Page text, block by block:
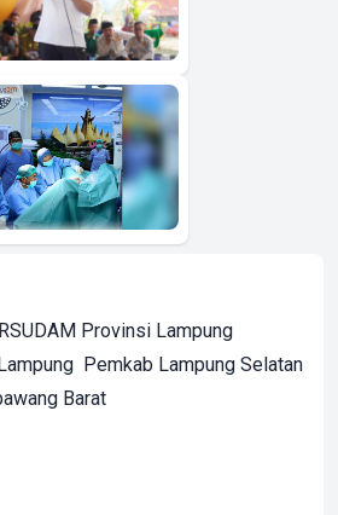
RSUDAM Provinsi Lampung
Pemkab Lampung Selatan
Barat